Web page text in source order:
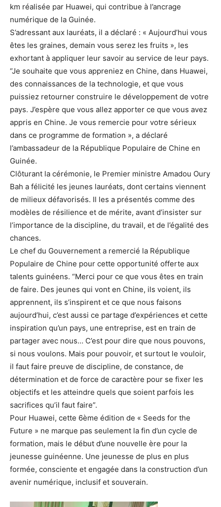
km réalisée par Huawei, qui contribue à l’ancrage
numérique de la Guinée.
S’adressant aux lauréats, il a déclaré : « Aujourd’hui vous
êtes les graines, demain vous serez les fruits », les
exhortant à appliquer leur savoir au service de leur pays.
“Je souhaite que vous appreniez en Chine, dans Huawei,
des connaissances de la technologie, et que vous
puissiez retourner construire le développement de votre
pays. J’espère que vous allez apporter ce que vous avez
appris en Chine. Je vous remercie pour votre sérieux
dans ce programme de formation », a déclaré
l’ambassadeur de la République Populaire de Chine en
Guinée.
Clôturant la cérémonie, le Premier ministre Amadou Oury
Bah a félicité les jeunes lauréats, dont certains viennent
de milieux défavorisés. Il les a présentés comme des
modèles de résilience et de mérite, avant d’insister sur
l’importance de la discipline, du travail, et de l’égalité des
chances.
Le chef du Gouvernement a remercié la République
Populaire de Chine pour cette opportunité offerte aux
talents guinéens. “Merci pour ce que vous êtes en train
de faire. Des jeunes qui vont en Chine, ils voient, ils
apprennent, ils s’inspirent et ce que nous faisons
aujourd’hui, c’est aussi ce partage d’expériences et cette
inspiration qu’un pays, une entreprise, est en train de
partager avec nous… C’est pour dire que nous pouvons,
si nous voulons. Mais pour pouvoir, et surtout le vouloir,
il faut faire preuve de discipline, de constance, de
détermination et de force de caractère pour se fixer les
objectifs et les atteindre quels que soient parfois les
sacrifices qu’il faut faire”.
Pour Huawei, cette 6ème édition de « Seeds for the
Future » ne marque pas seulement la fin d’un cycle de
formation, mais le début d’une nouvelle ère pour la
jeunesse guinéenne. Une jeunesse de plus en plus
formée, consciente et engagée dans la construction d’un
avenir numérique, inclusif et souverain.